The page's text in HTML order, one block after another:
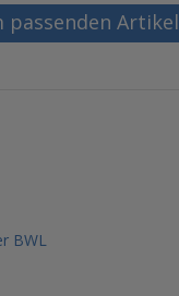
passenden Artikel
BWL